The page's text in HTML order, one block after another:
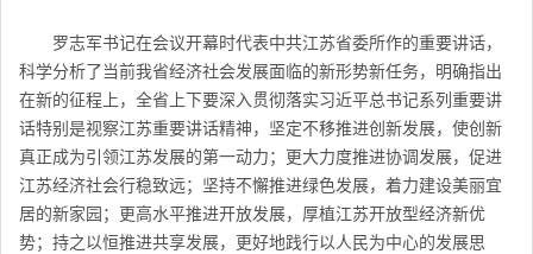
罗志军书记在会议开幕时代表中共江苏省委所作的重要讲话，
科学分析了当前我省经济社会发展面临的新形势新任务，明确指出
在新的征程上，全省上下要深入贯彻落实习近平总书记系列重要讲
话特别是视察江苏重要讲话精神，坚定不移推进创新发展，使创新
真正成为引领江苏发展的第一动力；更大力度推进协调发展，促进
江苏经济社会行稳致远；坚持不懈推进绿色发展，着力建设美丽宜
居的新家园；更高水平推进开放发展，厚植江苏开放型经济新优
势；持之以恒推进共享发展，更好地践行以人民为中心的发展思